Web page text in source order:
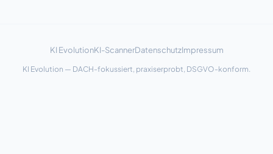
KI EvolutionKI-ScannerDatenschutzImpressum
KI Evolution — DACH-fokussiert, praxiserprobt, DSGVO-konform.